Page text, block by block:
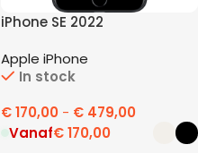
iPhone SE 2022
Apple iPhone
In stock
€170,00 - € 479,00
Vanaf€170,00